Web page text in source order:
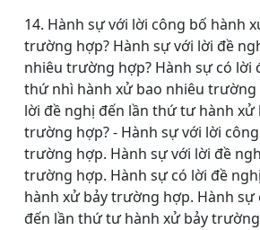
14. Hành sự với lời công bố hành
trường hợp? Hành sự với lời đề
nhiêu trường hợp? Hành sự có lời
thứ nhì hành xử bao nhiêu trường
lời đề nghị đến lần thứ tư hành xử
trường hợp? - Hành sự với lời
trường hợp. Hành sự với lời đề
trường hợp. Hành sự có lời đề
hành xử bảy trường hợp. Hành sự
đến lần thứ tư hành xử bảy